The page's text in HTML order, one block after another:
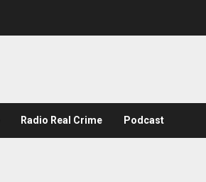
Radio Real Crime Podcast